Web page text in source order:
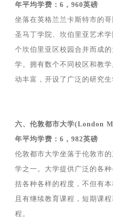
年平均学费：6，960英磅
坐落在英格兰兰卡斯特市的
圣马丁学院、坎伯里亚艺术
个坎伯里亚区校园合并而成
学。拥有数个不同校区和教
动丰富，开设了广泛的研究生
六、伦敦都市大学(London
年平均学费：6，982英磅
伦敦都市大学坐落于伦敦市
学之一。大学提供广泛的各
括各种各样的程度，不但有
且有继续教育课程，短期课
程。